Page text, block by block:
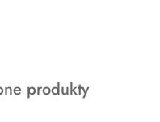
produkty